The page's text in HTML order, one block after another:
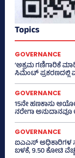
Topics
GOVERNANCE
‘ಅಕ್ರಮ ಗಣಿಗಾರಿಕೆ
ಸಿಮೆಂಟ್
GOVERNANCE
15ನೇ ಹಣಕಾಸು
ನರೇಗಾ ಅನುದಾನವೂ
GOVERNANCE
ಐಎಎಸ್‌ ಅಧಿಕಾರಿಗಳ
ಬಳಕೆ, 9.50 ಕೋಟಿ